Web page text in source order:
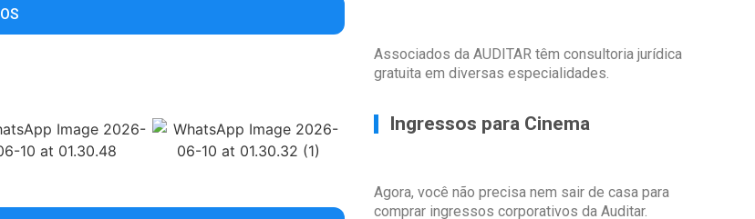
Associados da AUDITAR têm consultoria jurídica
gratuita em diversas especialidades.
Ingressos para Cinema
Agora, você não precisa nem sair de casa para
comprar ingressos corporativos da Auditar.